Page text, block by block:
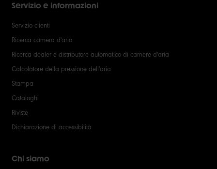
Servizio e informazioni
Servizio clienti
Ricerca camera d'aria
Ricerca dealer e distributore automatico di camere d'aria
Calcolatore della pressione dell'aria
Stampa
Cataloghi
Riviste
Dichiarazione di accessibilità
Chi siamo